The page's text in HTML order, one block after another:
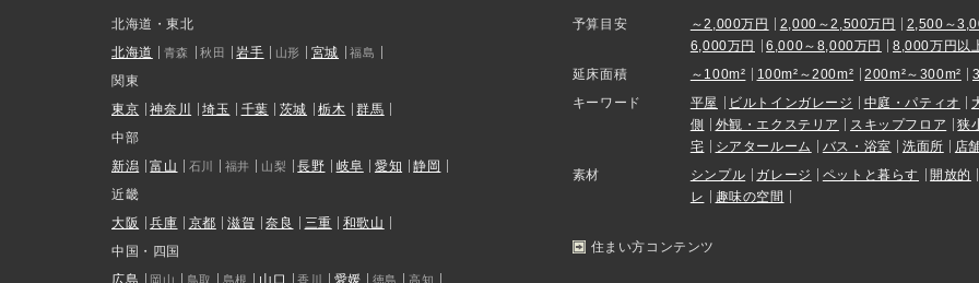
北海道・東北
北海道
青森 秋田 岩手 山形 宮城 福島
関東
東京
神奈川 埼玉 千葉 茨城 栃木
群馬
中部
新潟
富山 石川 福井 山梨 長野 岐阜 愛知
静岡
近畿
大阪
兵庫 京都 滋賀 奈良 三重
和歌山
中国・四国
広島
岡山 鳥取 島根 山口 香川 愛媛 徳島 高知
予算目安 ～2,000万円 2,000～2,500万円
2,500～
6,000万円
6,000～8,000万円
8,000万円以
延床面積
～100m² 100m²～200m² 200m²～300m²
キーワード
平屋 ビルトインガレージ 中庭・パティオ
側
外観・エクステリア スキップフロア
狭
宅
シアタールーム バス・浴室 洗面所
店
素材
シンプル ガレージ ペットと暮らす
開放的
レ
趣味の空間
住まい方コンテンツ